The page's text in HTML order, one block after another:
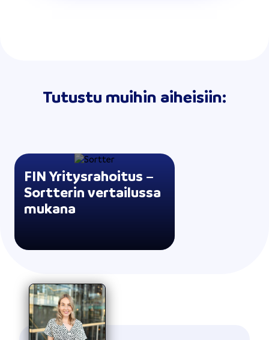
Tutustu muihin aiheisiin:
FIN Yritysrahoitus –
Sortterin vertailussa
mukana